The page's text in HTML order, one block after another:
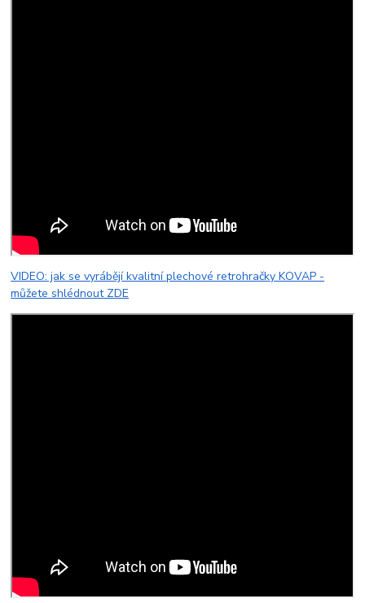
VIDEO: jak se vyrábějí kvalitní plechové retrohračky KOVAP -
můžete shlédnout ZDE